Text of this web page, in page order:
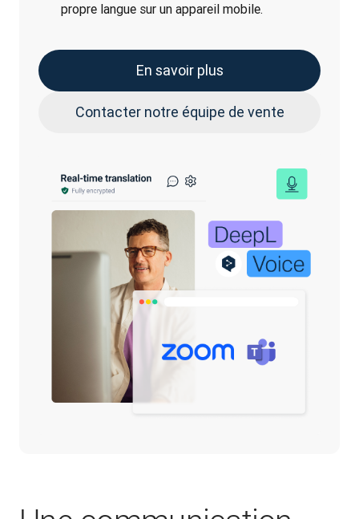
propre langue sur un appareil mobile.
En savoir plus
Contacter notre équipe de vente